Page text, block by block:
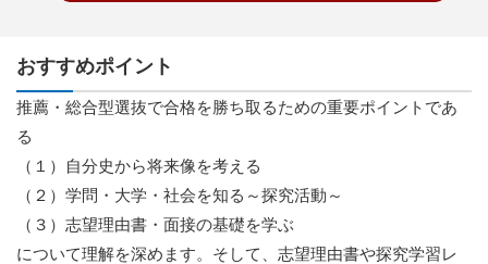
おすすめポイント
推薦・総合型選抜で合格を勝ち取るための重要ポイントであ
る
（１）自分史から将来像を考える
（２）学問・大学・社会を知る～探究活動～
（３）志望理由書・面接の基礎を学ぶ
について理解を深めます。そして、志望理由書や探究学習レ